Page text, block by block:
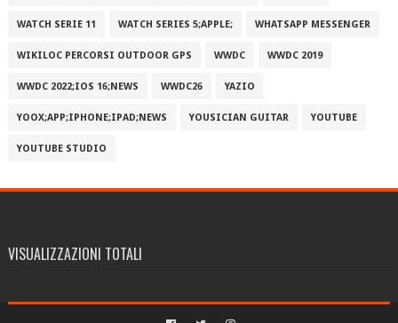
WATCH SERIE 11 WATCH SERIES 5;APPLE; WHATSAPP MESSENGER
WIKILOC PERCORSI OUTDOOR GPS WWDC WWDC 2019
WWDC 2022;IOS 16;NEWS WWDC26 YAZIO
YOOX;APP;IPHONE;IPAD;NEWS YOUSICIAN GUITAR YOUTUBE
YOUTUBE STUDIO
VISUALIZZAZIONI TOTALI